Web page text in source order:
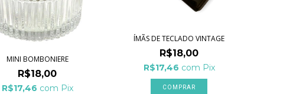
MINI BOMBONIERE
R$18,00
R$17,46 com Pix
ÍMÃS DE TECLADO VINTAGE
R$18,00
R$17,46 com Pix